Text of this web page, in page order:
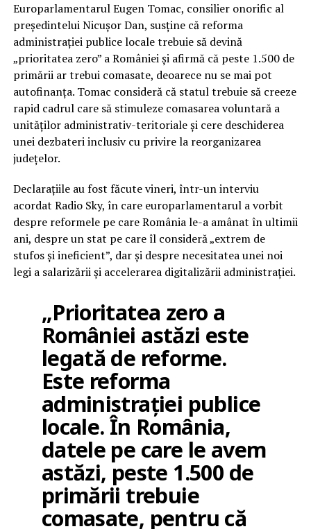
Europarlamentarul Eugen Tomac, consilier onorific al
președintelui Nicușor Dan, susține că reforma
administrației publice locale trebuie să devină
„prioritatea zero” a României și afirmă că peste 1.500 de
primării ar trebui comasate, deoarece nu se mai pot
autofinanța. Tomac consideră că statul trebuie să creeze
rapid cadrul care să stimuleze comasarea voluntară a
unităților administrativ-teritoriale și cere deschiderea
unei dezbateri inclusiv cu privire la reorganizarea
județelor.
Declarațiile au fost făcute vineri, într-un interviu
acordat Radio Sky, în care europarlamentarul a vorbit
despre reformele pe care România le-a amânat în ultimii
ani, despre un stat pe care îl consideră „extrem de
stufos și ineficient”, dar și despre necesitatea unei noi
legi a salarizării și accelerarea digitalizării administrației.
„Prioritatea zero a
României astăzi este
legată de reforme.
Este reforma
administrației publice
locale. În România,
datele pe care le avem
astăzi, peste 1.500 de
primării trebuie
comasate, pentru că